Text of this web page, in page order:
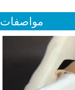
مواصفات